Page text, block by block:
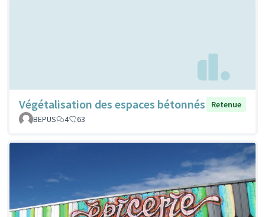
Végétalisation des espaces bétonnés
Retenue
BEPUS
4 63